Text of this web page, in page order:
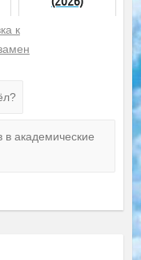
к
академические